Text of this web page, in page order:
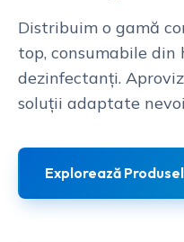
Distribuim o gamă
top, consumabile din
dezinfectanți.
soluții adaptate
Explorează